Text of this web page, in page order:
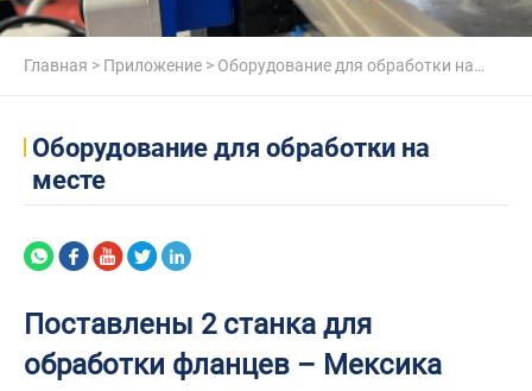
Главная > Приложение > Оборудование для обработки на
Мексика
Оборудование для обработки на
месте
Поставлены 2 станка для
обработки фланцев – Мексика